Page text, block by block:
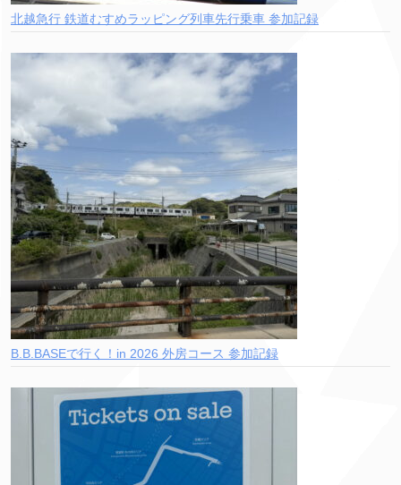
北越急行 鉄道むすめラッピング列車先行乗車 参加記録
B.B.BASEで行く！in 2026 外房コース 参加記録